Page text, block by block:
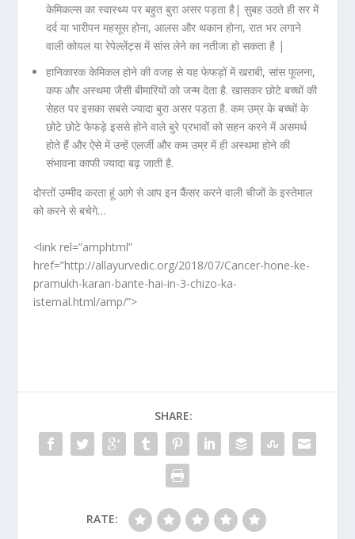
केमिकल्स का स्वास्थ्य पर बहुत बुरा असर पड़ता है| सुबह उठते ही सर में
दर्द या भारीपन महसूस होना, आलस और थकान होना, रात भर लगाने
वाली कोयल या रेपेल्लेंट्स में सांस लेने का नतीजा हो सकता है |
हानिकारक केमिकल होने की वजह से यह फेफड़ों में खराबी, सांस फूलना,
कफ और अस्थमा जैसी बीमारियों को जन्म देता है. खासकर छोटे बच्चों की
सेहत पर इसका सबसे ज्यादा बुरा असर पड़ता है. कम उम्र के बच्चों के
छोटे छोटे फेफड़े इससे होने वाले बुरे प्रभावों को सहन करने में असमर्थ
होते हैं और ऐसे में उन्हें एलर्जी और कम उम्र में ही अस्थमा होने की
संभावना काफी ज्यादा बढ़ जाती है.
दोस्तों उम्मीद करता हूं आगे से आप इन कैंसर करने वाली चीजों के इस्तेमाल
को करने से बचेगे…
<link rel=”amphtml”
href=”http://allayurvedic.org/2018/07/Cancer-hone-ke-
pramukh-karan-bante-hai-in-3-chizo-ka-
istemal.html/amp/”>
SHARE:
RATE: